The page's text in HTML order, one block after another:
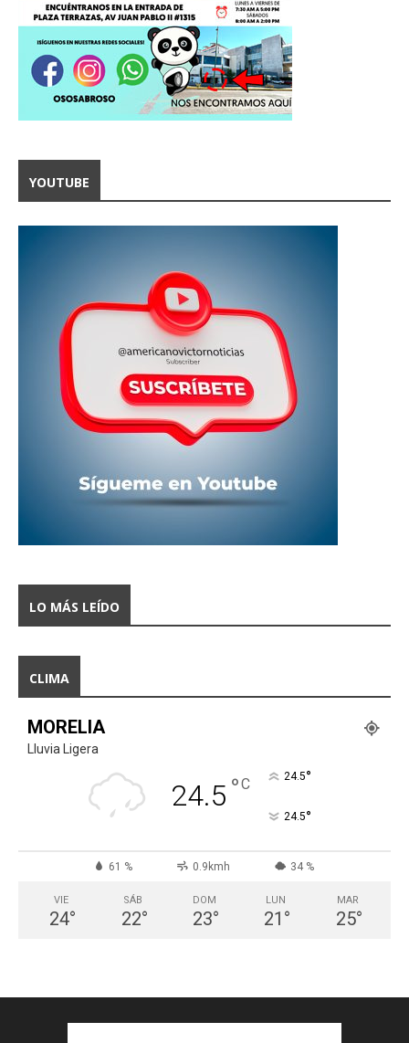
YOUTUBE
LO MÁS LEÍDO
CLIMA
MORELIA
Lluvia Ligera
24.5 °C 24.5°
24.5°
61 % 0.9kmh 34 %
VIE
24°
SÁB
22°
DOM
23°
LUN
21 °
MAR
25°